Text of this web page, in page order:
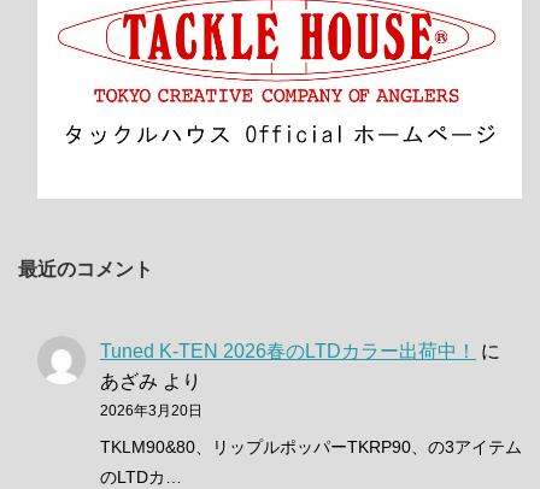
最近のコメント
Tuned K-TEN 2026春のLTDカラー出荷中！
に
あざみ より
2026年3月20日
TKLM90&80、リップルポッパーTKRP90、の3アイテム
のLTDカ…